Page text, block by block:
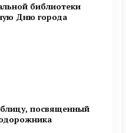
библиотеки
Дню города
посвященный